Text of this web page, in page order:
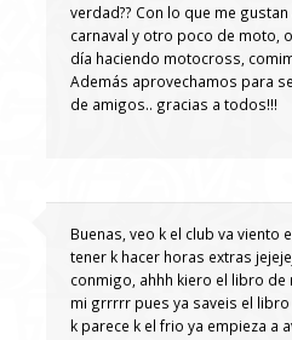
verdad?? Con lo que me
carnaval y otro poco de moto,
día haciendo motocross,
Además aprovechamos para
de amigos.. gracias a todos!!!
Buenas, veo k el club va viento
tener k hacer horas extras
conmigo, ahhh kiero el libro de
mi grrrrr pues ya saveis el libro
k parece k el frio ya empieza a